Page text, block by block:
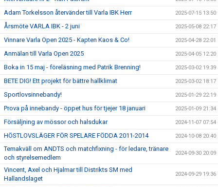
Adam Torkelsson återvänder till Varla IBK Herr 2025-07-15 13:50
Årsmöte VARLA IBK - 2 juni 2025-05-08 22:17
Vinnare Varla Open 2025 - Kapten Kaos & Co! 2025-04-28 22:01
Anmälan till Varla Open 2025 2025-04-05 12:20
Boka in 15 maj - föreläsning med Patrik Brenning! 2025-03-02 19:39
BETE DIG! Ett projekt för bättre hallklimat 2025-03-02 18:17
Sportlovsinnebandy! 2025-01-29 22:19
Prova på innebandy - öppet hus för tjejer 18 januari 2025-01-09 21:34
Försäljning av mössor och halsdukar 2024-11-07 07:54
HÖSTLOVSLÄGER FÖR SPELARE FÖDDA 2011-2014 2024-10-08 20:40
Temakväll om ANDTS och matchfixning - för ledare, tränare
och styrelsemedlem
2024-09-30 20:09
Vincent, Axel och Hjalmar till Distrikts SM med
Hallandslaget
2024-09-29 19:36